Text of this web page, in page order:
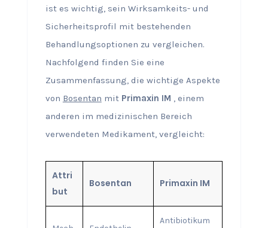
ist es wichtig, sein Wirksamkeits- und
Sicherheitsprofil mit bestehenden
Behandlungsoptionen zu vergleichen.
Nachfolgend finden Sie eine
Zusammenfassung, die wichtige Aspekte
von Bosentan mit Primaxin IM , einem
anderen im medizinischen Bereich
verwendeten Medikament, vergleicht:
Attri
but
Bosentan Primaxin IM
Antibiotikum